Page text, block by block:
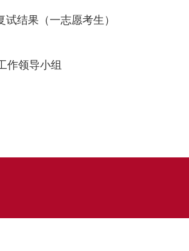
结果（一志愿考生）
作领导小组